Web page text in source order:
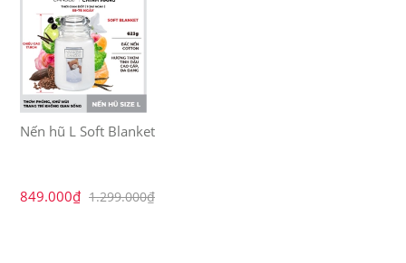
Nến hũ L Soft Blanket
849.000₫ 1.299.000₫